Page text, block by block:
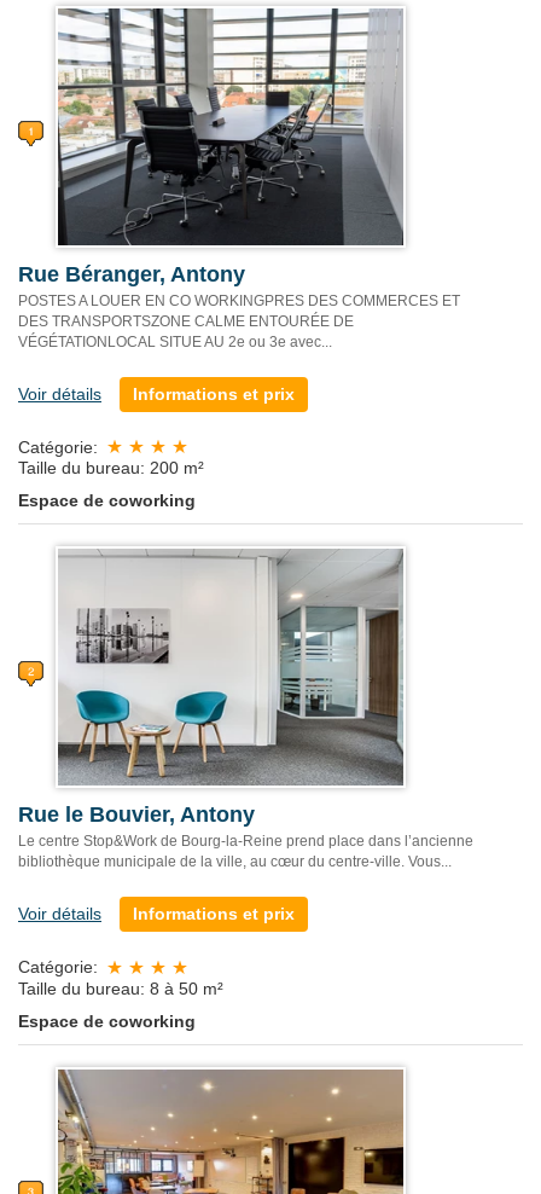
Rue Béranger, Antony
POSTES A LOUER EN CO WORKINGPRES DES COMMERCES ET
DES TRANSPORTSZONE CALME ENTOURÉE DE
VÉGÉTATIONLOCAL SITUE AU 2e ou 3e avec...
Voir détails Informations et prix
Catégorie:
Taille du bureau: 200 m²
Espace de coworking
Rue le Bouvier, Antony
Le centre Stop&Work de Bourg-la-Reine prend place dans l’ancienne
bibliothèque municipale de la ville, au cœur du centre-ville. Vous...
Voir détails Informations et prix
Catégorie:
Taille du bureau: 8 à 50 m²
Espace de coworking